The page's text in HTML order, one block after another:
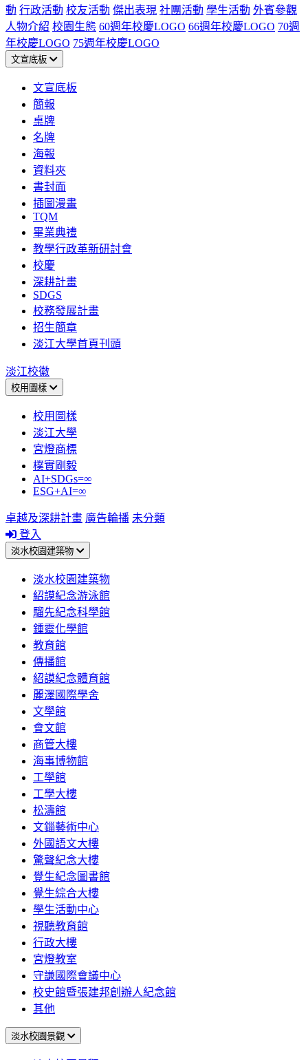
動 行政活動 校友活動 傑出表現 社團活動 學生活動 外賓參觀
人物介紹 校園生態 60週年校慶LOGO 66週年校慶LOGO 70週
年校慶LOGO 75週年校慶LOGO
文宣底板
文宣底板
簡報
桌牌
名牌
海報
資料夾
書封面
插圖漫畫
TQM
畢業典禮
教學行政革新研討會
校慶
深耕計畫
SDGS
校務發展計畫
招生簡章
淡江大學首頁刊頭
淡江校徽
校用圖樣
校用圖樣
淡江大學
宮燈商標
樸實剛毅
AI+SDGs=∞
ESG+AI=∞
卓越及深耕計畫 廣告輪播 未分類
登入
淡水校園建築物
淡水校園建築物
紹謨紀念游泳館
騮先紀念科學館
鍾靈化學館
教育館
傳播館
紹謨紀念體育館
麗澤國際學舍
文學館
會文館
商管大樓
海事博物館
工學館
工學大樓
松濤館
文錙藝術中心
外國語文大樓
驚聲紀念大樓
覺生紀念圖書館
覺生綜合大樓
學生活動中心
視聽教育館
行政大樓
宮燈教室
守謙國際會議中心
校史館暨張建邦創辦人紀念館
其他
淡水校園景觀